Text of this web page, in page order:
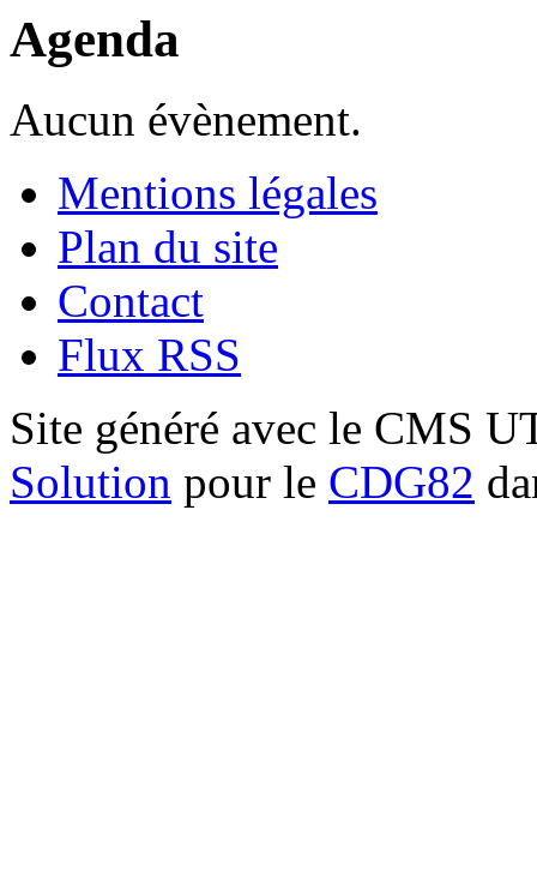
Agenda
Aucun évènement.
Mentions légales
Plan du site
Contact
Flux RSS
Site généré avec le CMS
Solution pour le CDG82